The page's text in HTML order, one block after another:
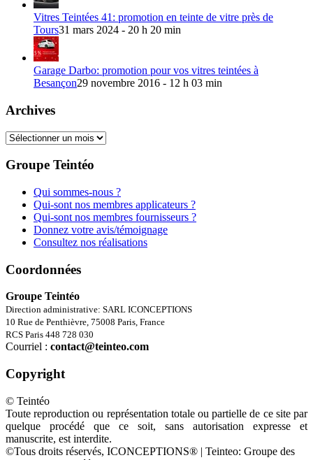
Vitres Teintées 41: promotion en teinte de vitre près de
Tours31 mars 2024 - 20 h 20 min
Garage Darbo: promotion pour vos vitres teintées à
Besançon29 novembre 2016 - 12 h 03 min
Archives
Archives
Groupe Teintéo
Qui sommes-nous ?
Qui-sont nos membres applicateurs ?
Qui-sont nos membres fournisseurs ?
Donnez votre avis/témoignage
Consultez nos réalisations
Coordonnées
Groupe Teintéo
Direction administrative: SARL ICONCEPTIONS
10 Rue de Penthièvre, 75008 Paris, France
RCS Paris 448 728 030
Courriel : contact@teinteo.com
Copyright
© Teintéo
Toute reproduction ou représentation totale ou partielle de ce site par
quelque procédé que ce soit, sans autorisation expresse et
manuscrite, est interdite.
©Tous droits réservés, ICONCEPTIONS® | Teinteo: Groupe des